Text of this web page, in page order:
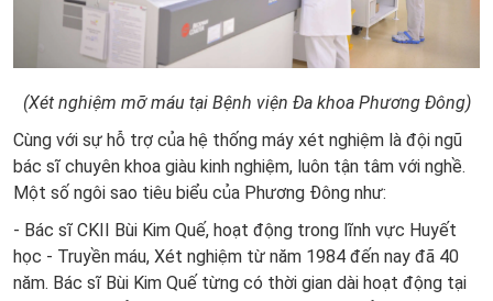
(Xét nghiệm mỡ máu tại Bệnh viện Đa khoa Phương Đông)
Cùng với sự hỗ trợ của hệ thống máy xét nghiệm là đội ngũ
bác sĩ chuyên khoa giàu kinh nghiệm, luôn tận tâm với nghề.
Một số ngôi sao tiêu biểu của Phương Đông như:
- Bác sĩ CKII Bùi Kim Quế, hoạt động trong lĩnh vực Huyết
học - Truyền máu, Xét nghiệm từ năm 1984 đến nay đã 40
năm. Bác sĩ Bùi Kim Quế từng có thời gian dài hoạt động tại